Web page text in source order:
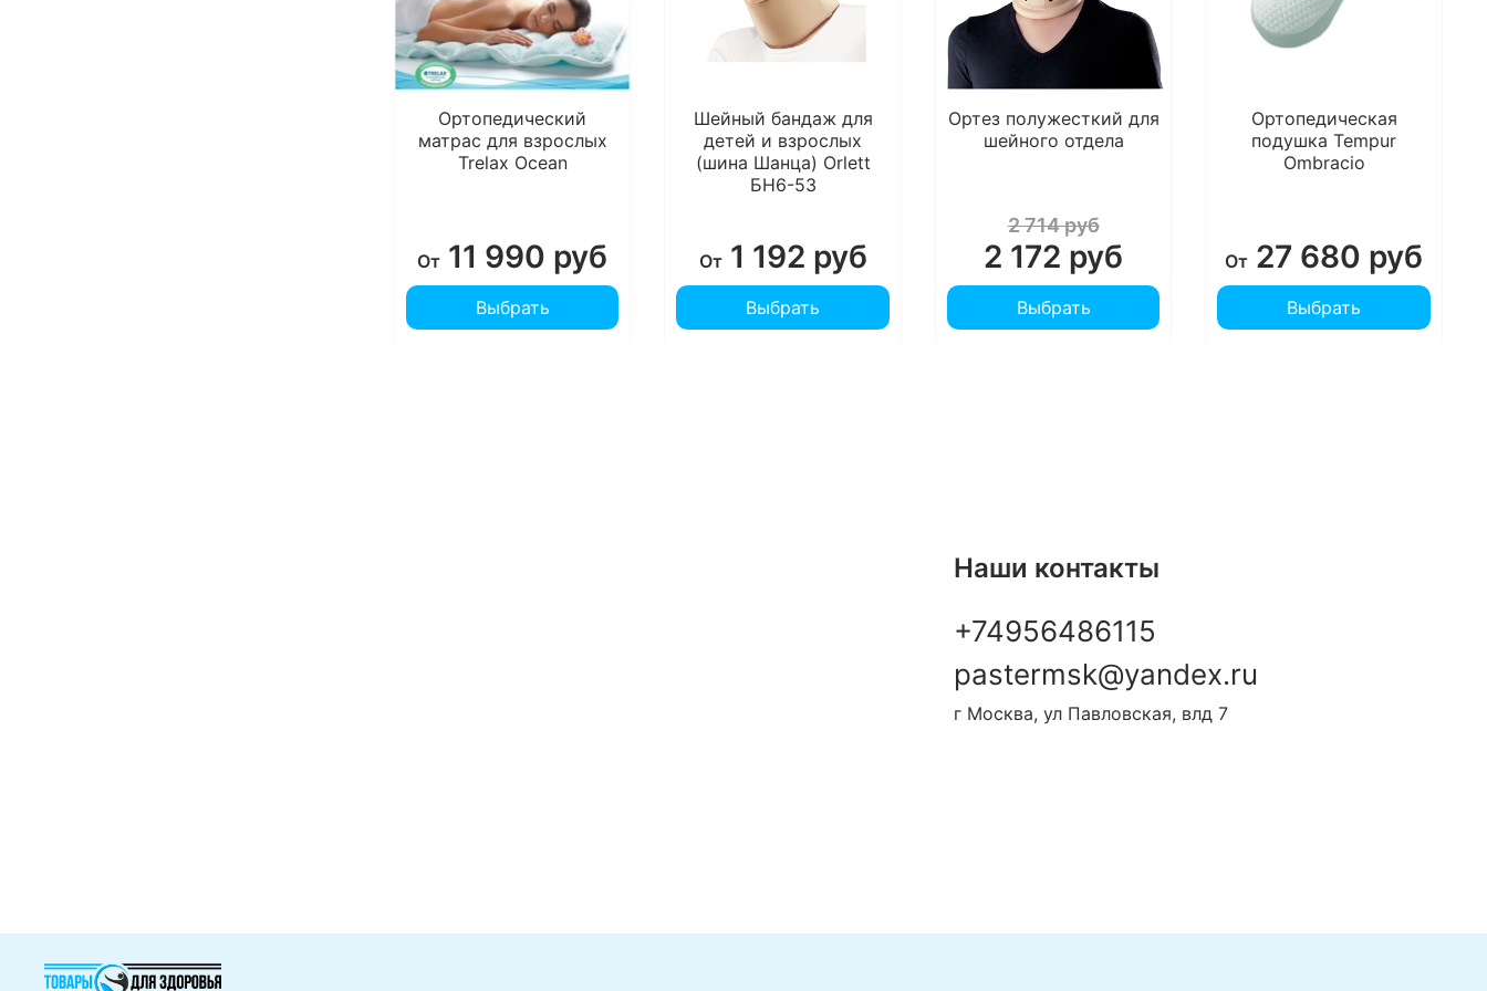
Ортопедический
матрас для взрослых
Trelax Ocean
От 11 990 руб
Выбрать
Шейный бандаж для
детей и взрослых
(шина Шанца) Orlett
БН6-53
От1 192 руб
Выбрать
Ортез полужесткий для
шейного отдела
2 714 руб
2 172 руб
Выбрать
Ортопедическая
подушка Tempur
Ombracio
От 27 680 руб
Выбрать
Наши контакты
+74956486115
pastermsk@yandex.ru
г Москва, ул Павловская, влд 7